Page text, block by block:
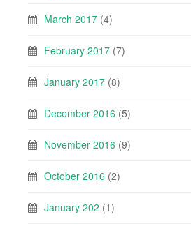
March 2017 (4)
February 2017 (7)
January 2017 (8)
December 2016 (5)
November 2016 (9)
October 2016 (2)
January 202 (1)